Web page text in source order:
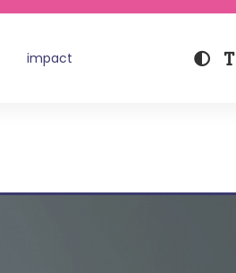
impact